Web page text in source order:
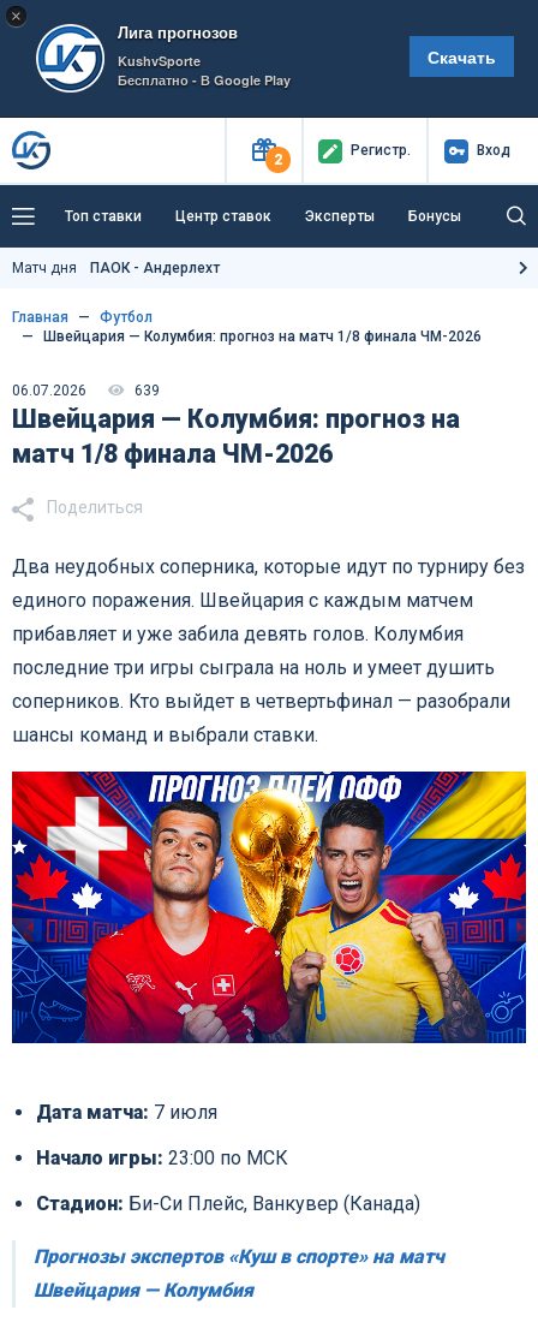
×
Лига прогнозов
KushvSporte
Бесплатно - В Google Play
Скачать
2
Регистр. Вход
Топ ставки Центр ставок Эксперты Бонусы
Тренды Букмекеры
Как тут заработать?
Матч дня ПАОК - Андерлехт
Главная
Футбол
Швейцария — Колумбия: прогноз на матч 1/8 финала ЧМ-2026
06.07.2026 639
Швейцария — Колумбия: прогноз на
матч 1/8 финала ЧМ-2026
Поделиться
Два неудобных соперника, которые идут по турниру без
единого поражения. Швейцария с каждым матчем
прибавляет и уже забила девять голов. Колумбия
последние три игры сыграла на ноль и умеет душить
соперников. Кто выйдет в четвертьфинал — разобрали
шансы команд и выбрали ставки.
Дата матча: 7 июля
Начало игры: 23:00 по МСК
Стадион: Би-Си Плейс, Ванкувер (Канада)
Прогнозы экспертов «Куш в спорте» на матч
Швейцария — Колумбия